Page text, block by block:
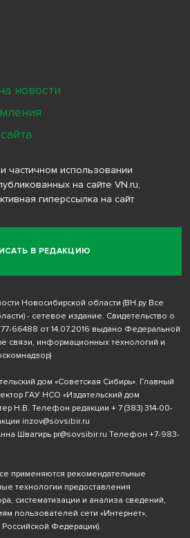
В РЕДАКЦИЮ
частичном использовании
на сайте VN.ru,
гиперссылка на сайт
Новосибирской области (ВН.ру Все
- сетевое издание. Свидетельство о
66488 от 14.07.2016 выдано Федеральной
связи, информационных технологий и
дом «Советская Сибирь». Главный
ГАУ НСО «Издательский дом
Н.В. Телефон редакции + 7 (383) 314-00-
inzov@sovsibir.ru
Швагирь pr@sovsibir.ru Телефон +7-983-
применяются рекомендательные
технологии предоставления
систематизации и анализа сведений,
пользователей сети «Интернет»,
Российской Федерации).
новости